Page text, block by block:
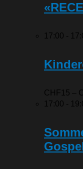
17:00 -
CHF15 –
17:00 -